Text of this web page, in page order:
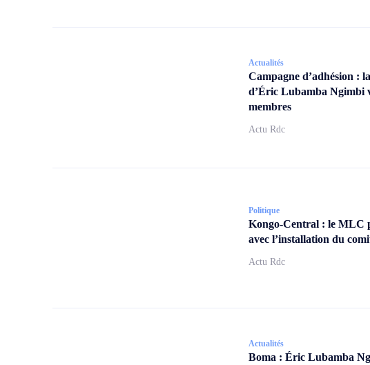
Actualités
Campagne d’adhésion :
d’Éric Lubamba Ngimbi
membres
Actu Rdc
Politique
Kongo-Central : le MLC
avec l’installation du
Actu Rdc
Actualités
Boma : Éric Lubamba